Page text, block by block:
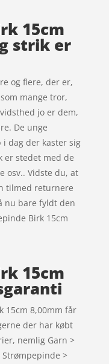
15cm
strik er
og flere, der er,
mange tror,
jo er dem,
De unge
dag der kaster sig
er stedet med de
osv.. Vidste du, at
tilmed returnere
nu bare fyldt den
Birk 15cm
15cm
15cm 8,00mm får
der har købt
nemlig Garn >
>